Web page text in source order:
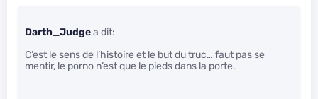
Darth_Judgea dit:
C’est le sens de l’histoire et le but du truc… faut pas se
mentir, le porno n’est que le pieds dans la porte.